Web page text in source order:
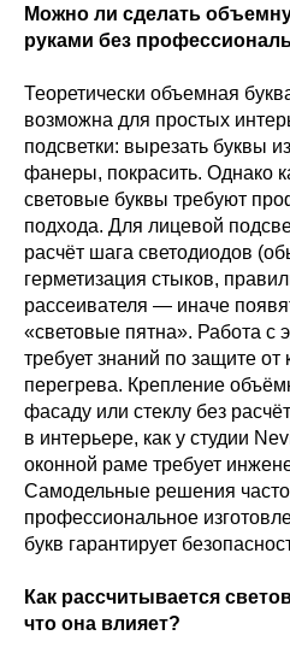
Можно ли сделать
руками без
Теоретически объемная
возможна для простых
подсветки: вырезать буквы
фанеры, покрасить. Однако
световые буквы требуют
подхода. Для лицевой
расчёт шага светодиодов
герметизация стыков,
рассеивателя — иначе
«световые пятна». Работа с
требует знаний по защите от
перегрева. Крепление
фасаду или стеклу без
в интерьере, как у студии
оконной раме требует
Самодельные решения
профессиональное
букв гарантирует
Как рассчитывается
что она влияет?